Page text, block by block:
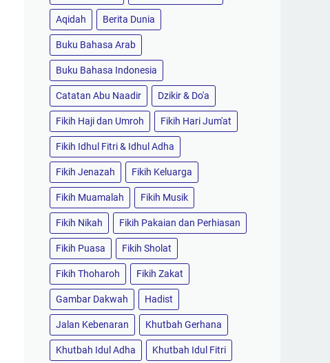
Aqidah Berita Dunia
Buku Bahasa Arab
Buku Bahasa Indonesia
Catatan Abu Naadir Dzikir & Do'a
Fikih Haji dan Umroh Fikih Hari Jum'at
Fikih Idhul Fitri & Idhul Adha
Fikih Jenazah Fikih Keluarga
Fikih Muamalah Fikih Musik
Fikih Nikah Fikih Pakaian dan Perhiasan
Fikih Puasa Fikih Sholat
Fikih Thoharoh Fikih Zakat
Gambar Dakwah Hadist
Jalan Kebenaran Khutbah Gerhana
Khutbah Idul Adha Khutbah Idul Fitri